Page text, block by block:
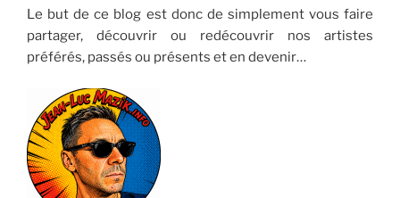
Le but de ce blog est donc de simplement vous faire
partager, découvrir ou redécouvrir nos artistes
préférés, passés ou présents et en devenir…